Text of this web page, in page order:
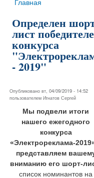
Вы здесь
Главная
Определен
лист
конкурса
- 2019"
Опубликовано вт, 04/09/2019 - 14:52
пользователем Игнатов Сергей
Мы подвели итоги
нашего ежегодного
конкурса
«Электрореклама-
представляем
вниманию его шорт-
список номинантов на